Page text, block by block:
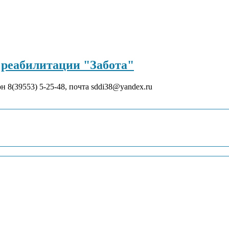
"Забота"
8(39553) 5-25-48, почта sddi38@yandex.ru